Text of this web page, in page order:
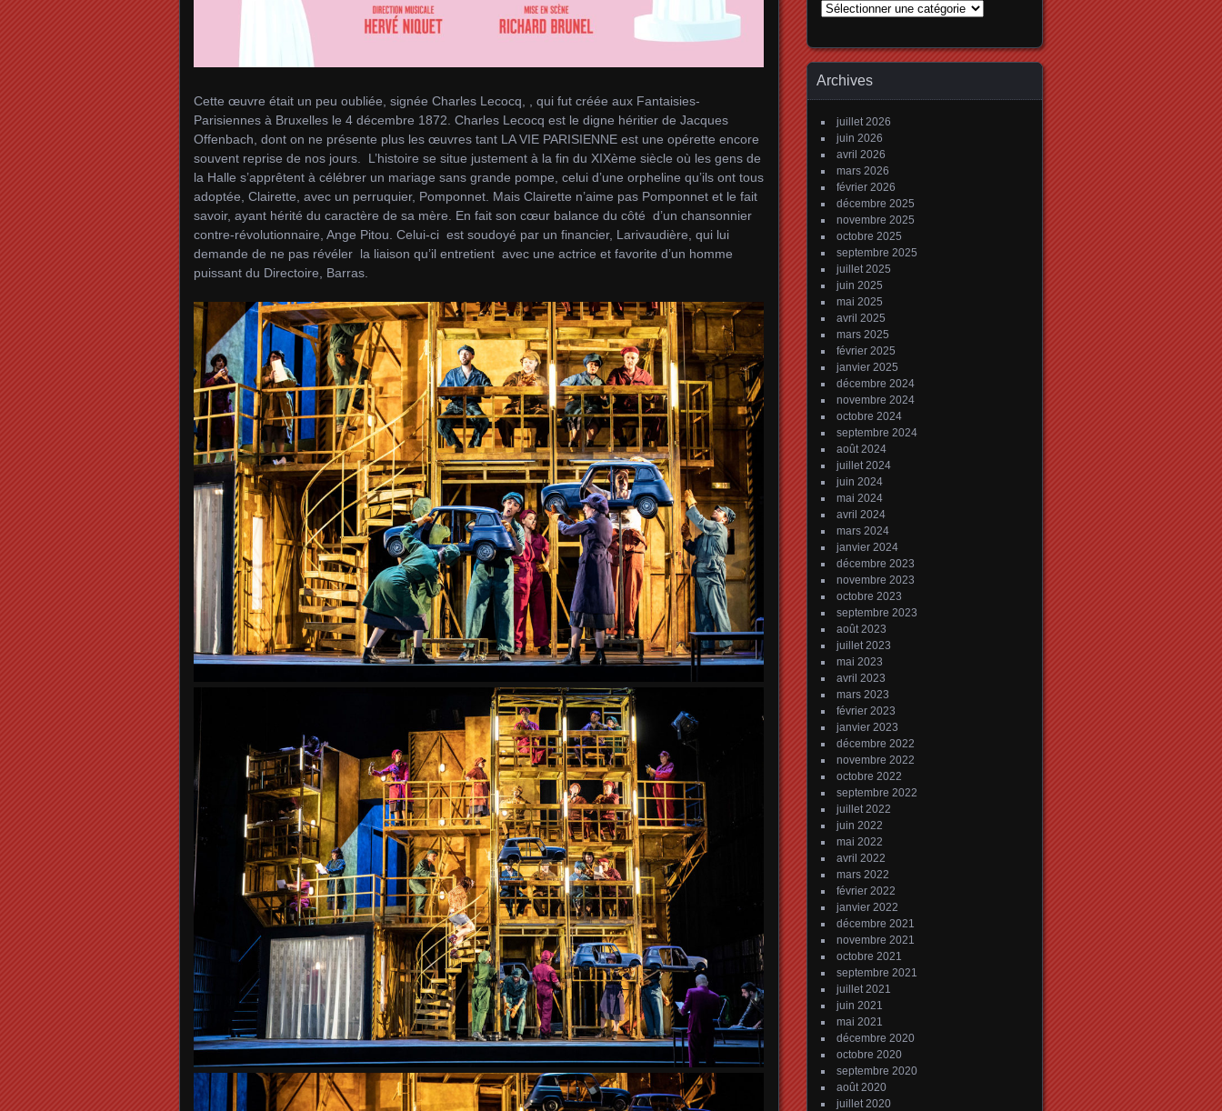
Cette œuvre était un peu oubliée, signée Charles Lecocq, , qui fut créée aux Fantaisies-
Parisiennes à Bruxelles le 4 décembre 1872. Charles Lecocq est le digne héritier de Jacques
Offenbach, dont on ne présente plus les œuvres tant LA VIE PARISIENNE est une opérette encore
souvent reprise de nos jours. L’histoire se situe justement à la fin du XIXème siècle où les gens de
la Halle s’apprêtent à célébrer un mariage sans grande pompe, celui d’une orpheline qu’ils ont tous
adoptée, Clairette, avec un perruquier, Pomponnet. Mais Clairette n’aime pas Pomponnet et le fait
savoir, ayant hérité du caractère de sa mère. En fait son cœur balance du côté d’un chansonnier
contre-révolutionnaire, Ange Pitou. Celui-ci est soudoyé par un financier, Larivaudière, qui lui
demande de ne pas révéler la liaison qu’il entretient avec une actrice et favorite d’un homme
puissant du Directoire, Barras.
Catégories
Archives
juillet 2026
juin 2026
avril 2026
mars 2026
février 2026
décembre 2025
novembre 2025
octobre 2025
septembre 2025
juillet 2025
juin 2025
mai 2025
avril 2025
mars 2025
février 2025
janvier 2025
décembre 2024
novembre 2024
octobre 2024
septembre 2024
août 2024
juillet 2024
juin 2024
mai 2024
avril 2024
mars 2024
janvier 2024
décembre 2023
novembre 2023
octobre 2023
septembre 2023
août 2023
juillet 2023
mai 2023
avril 2023
mars 2023
février 2023
janvier 2023
décembre 2022
novembre 2022
octobre 2022
septembre 2022
juillet 2022
juin 2022
mai 2022
avril 2022
mars 2022
février 2022
janvier 2022
décembre 2021
novembre 2021
octobre 2021
septembre 2021
juillet 2021
juin 2021
mai 2021
décembre 2020
octobre 2020
septembre 2020
août 2020
juillet 2020